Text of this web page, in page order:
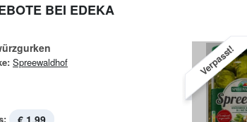
BEI EDEKA
Spreewaldhof
€ 1,99
Verpasst!